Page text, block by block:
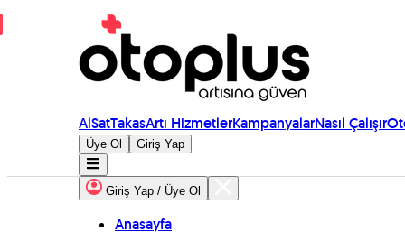
AlSatTakasArtı HizmetlerKampanyalarNasıl Çalışır
Üye Ol Giriş Yap
Giriş Yap / Üye Ol
Anasayfa